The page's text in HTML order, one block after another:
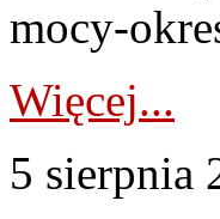
mocy-
Więcej...
5 sierpnia